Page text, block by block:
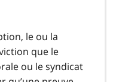
le ou la
que le
ou le syndicat